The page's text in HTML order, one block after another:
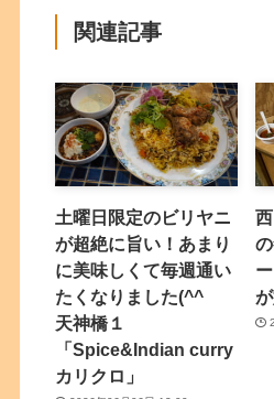
関連記事
土曜日限定のビリヤニ
が超絶に旨い！あまり
に美味しくて毎週通い
たくなりました(^^
天神橋１
「Spice&Indian curry
カリクロ」